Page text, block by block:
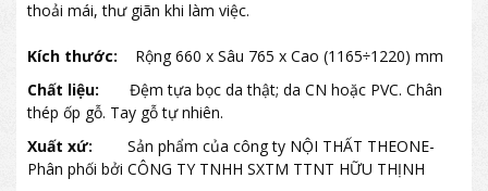
thoải mái, thư giãn khi làm việc.
Kích thước: Rộng 660 x Sâu 765 x Cao (1165÷1220) mm
Chất liệu:
Đệm tựa bọc da thật; da CN hoặc PVC. Chân
thép ốp gỗ. Tay gỗ tự nhiên.
Xuất xứ:
Sản phẩm của công ty NỘI THẤT THEONE-
Phân phối bởi CÔNG TY TNHH SXTM TTNT HỮU THỊNH